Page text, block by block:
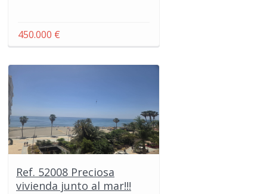
450.000 €
Ref. 52008 Preciosa
vivienda junto al mar!!!